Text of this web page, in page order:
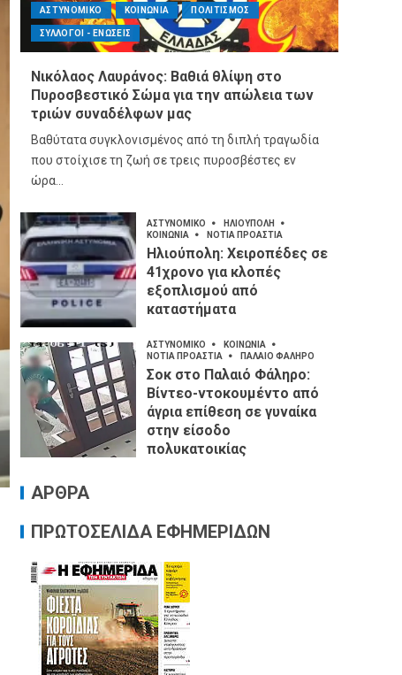
ΑΣΤΥΝΟΜΙΚΟ ΚΟΙΝΩΝΙΑ ΠΟΛΙΤΙΣΜΟΣ
ΣΥΛΛΟΓΟΙ - ΕΝΩΣΕΙΣ
Νικόλαος Λαυράνος: Βαθιά θλίψη στο
Πυροσβεστικό Σώμα για την απώλεια των
τριών συναδέλφων μας
Βαθύτατα συγκλονισμένος από τη διπλή τραγωδία
που στοίχισε τη ζωή σε τρεις πυροσβέστες εν
ώρα...
ΑΣΤΥΝΟΜΙΚΟ
ΗΛΙΟΥΠΟΛΗ
ΚΟΙΝΩΝΙΑ
ΝΟΤΙΑ ΠΡΟΑΣΤΙΑ
Ηλιούπολη: Χειροπέδες σε
41χρονο για κλοπές
εξοπλισμού από
καταστήματα
ΑΣΤΥΝΟΜΙΚΟ
ΚΟΙΝΩΝΙΑ
ΝΟΤΙΑ ΠΡΟΑΣΤΙΑ
ΠΑΛΑΙΟ ΦΑΛΗΡΟ
Σοκ στο Παλαιό Φάληρο:
Βίντεο-ντοκουμέντο από
άγρια επίθεση σε γυναίκα
στην είσοδο
πολυκατοικίας
ΑΡΘΡΑ
ΠΡΩΤΟΣΕΛΙΔΑ ΕΦΗΜΕΡΙΔΩΝ